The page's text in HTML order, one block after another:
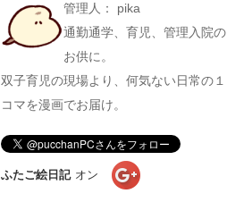
管理人： pika
通勤通学、育児、管理入院の
お供に。
双子育児の現場より、何気ない日常の１
コマを漫画でお届け。
ふたご絵日記 オン